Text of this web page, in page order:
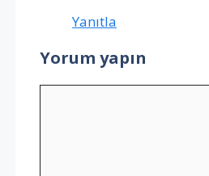
Yanıtla
Yorum yapın